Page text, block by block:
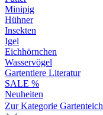
Minipig
Hühner
Insekten
Igel
Eichhörnchen
Wasservögel
Gartentiere Literatur
SALE %
Neuheiten
Zur Kategorie Gartenteich